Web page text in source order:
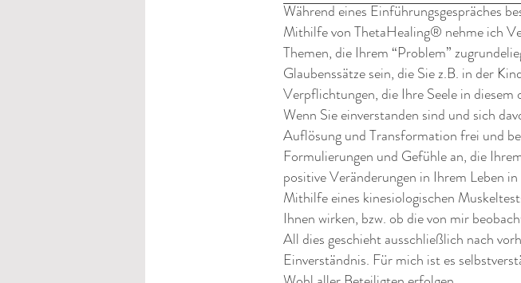
Während eines Einführungsgespräches
Mithilfe von ThetaHealing® nehme ich
Themen, die Ihrem “Problem”
Glaubenssätze sein, die Sie z.B. in der
Verpflichtungen, die Ihre Seele in diesem
Wenn Sie einverstanden sind und sich
Auflösung und Transformation frei und
Formulierungen und Gefühle an, die
positive Veränderungen in Ihrem Leben
Mithilfe eines kinesiologischen
Ihnen wirken, bzw. ob die von mir
All dies geschieht ausschließlich nach
Einverständnis. Für mich ist es